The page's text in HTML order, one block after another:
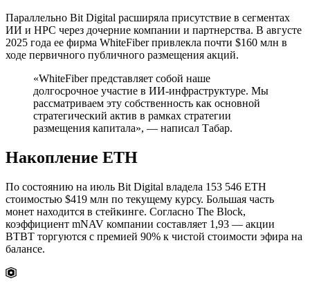
Параллельно Bit Digital расширяла присутствие в сегментах
ИИ и HPC через дочерние компании и партнерства. В августе
2025 года ее фирма WhiteFiber привлекла почти $160 млн в
ходе первичного публичного размещения акций.
«WhiteFiber представляет собой наше
долгосрочное участие в ИИ-инфраструктуре. Мы
рассматриваем эту собственность как основной
стратегический актив в рамках стратегии
размещения капитала», — написал Табар.
Накопление ETH
По состоянию на июль Bit Digital владела 153 546 ETH
стоимостью $419 млн по текущему курсу. Большая часть
монет находится в стейкинге. Согласно The Block,
коэффициент mNAV компании составляет 1,93 — акции
BTBT торгуются с премией 90% к чистой стоимости эфира на
балансе.